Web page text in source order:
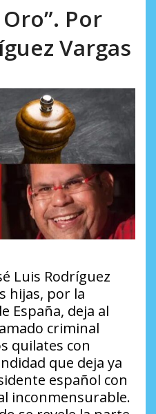
2026
Por
Vargas
Luis Rodríguez
hijas, por la
España, deja al
criminal
quilates con
que deja ya
español con
inconmensurable.